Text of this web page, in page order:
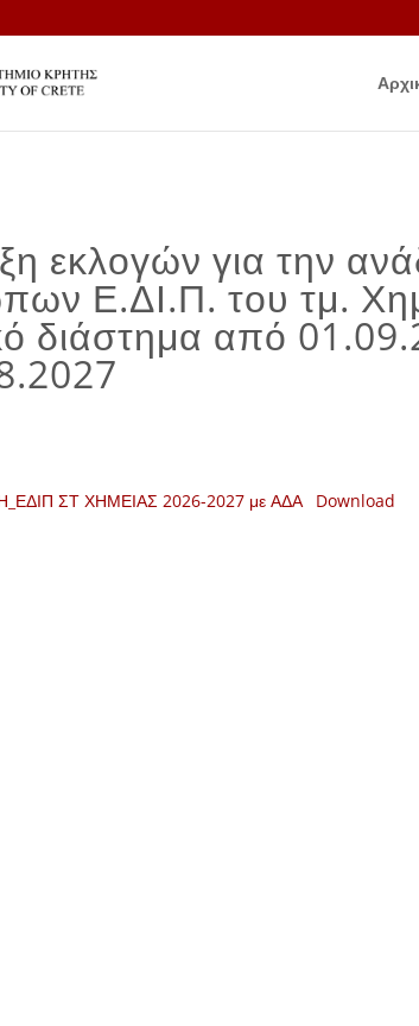
εκλογών για την
Ε.ΔΙ.Π. του τμ.
διάστημα από
ΣΤ ΧΗΜΕΙΑΣ 2026-2027 με ΑΔΑ Download